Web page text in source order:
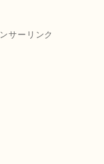
サーリンク